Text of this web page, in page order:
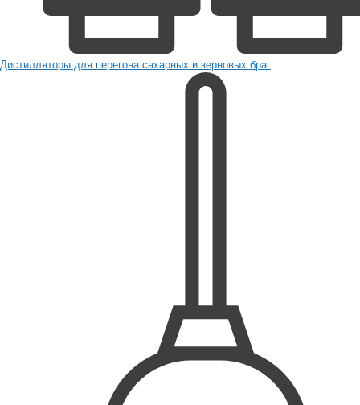
Дистилляторы для перегона сахарных и зерновых браг